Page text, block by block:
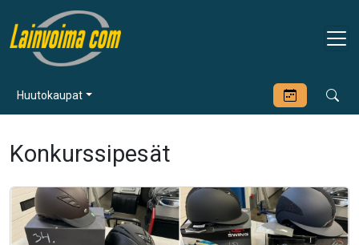
Huutokaupat
Konkurssipesät